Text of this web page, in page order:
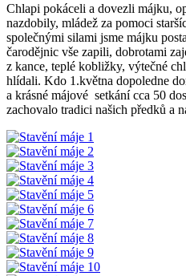
Chlapi pokáceli a dovezli májku,
nazdobily, mládež za pomoci
společnými silami jsme májku
čarodějnic vše zapili, dobrotami
z kance, teplé kobližky, výtečné
hlídali. Kdo 1.května dopoledne
a krásné májové setkání cca 50
zachovalo tradici našich předků a